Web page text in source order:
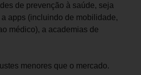
de prevenção à saúde, seja
apps (incluindo de mobilidade,
médico), a academias de
menores que o mercado.